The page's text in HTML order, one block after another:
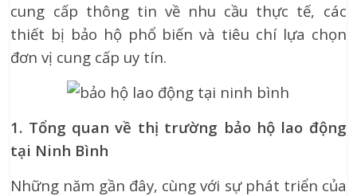
cung cấp thông tin về nhu cầu thực tế, các
thiết bị bảo hộ phổ biến và tiêu chí lựa chọn
đơn vị cung cấp uy tín.
1. Tổng quan về thị trường bảo hộ lao động
tại Ninh Bình
Những năm gần đây, cùng với sự phát triển của